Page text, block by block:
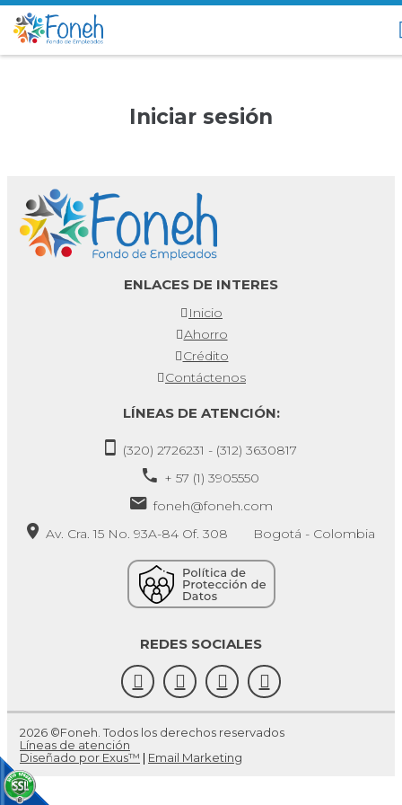
Iniciar sesión
ENLACES DE INTERES
Inicio
Ahorro
Crédito
Contáctenos
LÍNEAS DE ATENCIÓN:
(320) 2726231 - (312) 3630817
+ 57 (1) 3905550
foneh@foneh.com
Av. Cra. 15 No. 93A-84 Of. 308 Bogotá - Colombia
REDES SOCIALES
2026 ©Foneh. Todos los derechos reservados
Líneas de atención
Diseñado por Exus™ | Email Marketing